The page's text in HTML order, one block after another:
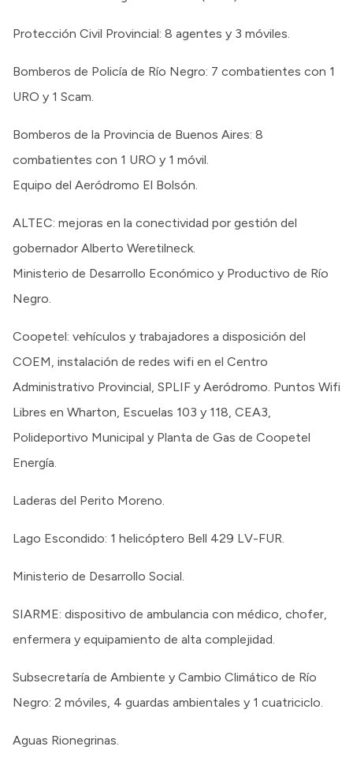
Protección Civil Provincial: 8 agentes y 3 móviles.
Bomberos de Policía de Río Negro: 7 combatientes con 1
URO y 1 Scam.
Bomberos de la Provincia de Buenos Aires: 8
combatientes con 1 URO y 1 móvil.
Equipo del Aeródromo El Bolsón.
ALTEC: mejoras en la conectividad por gestión del
gobernador Alberto Weretilneck.
Ministerio de Desarrollo Económico y Productivo de Río
Negro.
Coopetel: vehículos y trabajadores a disposición del
COEM, instalación de redes wifi en el Centro
Administrativo Provincial, SPLIF y Aeródromo. Puntos Wifi
Libres en Wharton, Escuelas 103 y 118, CEA3,
Polideportivo Municipal y Planta de Gas de Coopetel
Energía.
Laderas del Perito Moreno.
Lago Escondido: 1 helicóptero Bell 429 LV-FUR.
Ministerio de Desarrollo Social.
SIARME: dispositivo de ambulancia con médico, chofer,
enfermera y equipamiento de alta complejidad.
Subsecretaría de Ambiente y Cambio Climático de Río
Negro: 2 móviles, 4 guardas ambientales y 1 cuatriciclo.
Aguas Rionegrinas.